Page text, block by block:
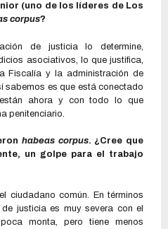
(uno de los líderes de Los
corpus?
de justicia lo determine,
asociativos, lo que justifica,
Fiscalía y la administración de
sabemos es que está conectado
ahora y con todo lo que
penitenciario.
habeas corpus. ¿Cree que
un golpe para el trabajo
ciudadano común. En términos
justicia es muy severa con el
monta, pero tiene menos